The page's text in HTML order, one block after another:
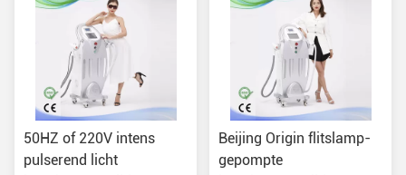
50HZ of 220V intens
pulserend licht
Beijing Origin flitslamp-
gepompte